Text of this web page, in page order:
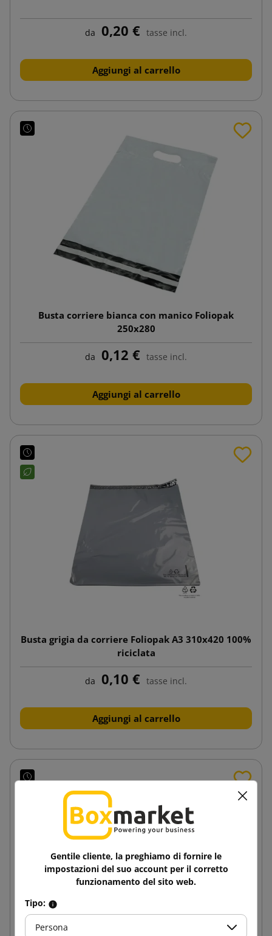
da 0,20 € tasse incl.
Aggiungi al carrello
Busta corriere bianca con manico Foliopak
250x280
da 0,12 € tasse incl.
Aggiungi al carrello
Busta grigia da corriere Foliopak A3 310x420 100%
riciclata
da 0,10 € tasse incl.
Aggiungi al carrello
Gentile cliente, la preghiamo di fornire le
impostazioni del suo account per il corretto
funzionamento del sito web.
Tipo:
Persona